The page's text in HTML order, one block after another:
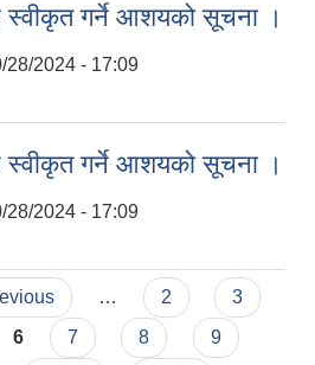
स्वीकृत गर्ने आशयको सूचना ।
28/2024 - 17:09
स्वीकृत गर्ने आशयको सूचना ।
28/2024 - 17:09
… 2
3
6 7 8
9